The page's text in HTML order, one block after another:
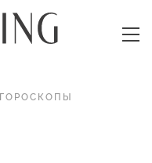
ГОРОСКОПЫ